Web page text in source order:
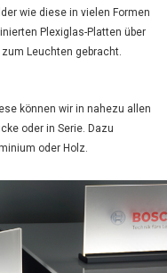
wie diese in vielen Formen
Plexiglas-Platten über
Leuchten gebracht.
können wir in nahezu allen
oder in Serie. Dazu
oder Holz.